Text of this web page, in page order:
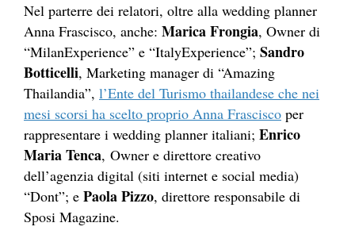
Nel parterre dei relatori, oltre alla wedding planner
Anna Frascisco, anche: Marica Frongia, Owner di
“MilanExperience” e “ItalyExperience”; Sandro
Botticelli, Marketing manager di “Amazing
Thailandia”, l’Ente del Turismo thailandese che nei
mesi scorsi ha scelto proprio Anna Frascisco per
rappresentare i wedding planner italiani; Enrico
Maria Tenca, Owner e direttore creativo
dell’agenzia digital (siti internet e social media)
“Dont”; e Paola Pizzo, direttore responsabile di
Sposi Magazine.